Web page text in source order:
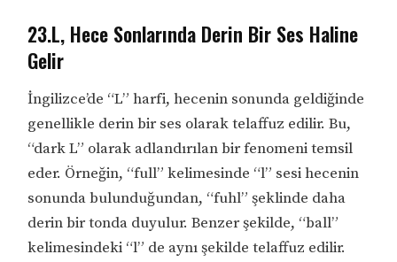
23.L, Hece Sonlarında Derin Bir Ses Haline
Gelir
İngilizce’de “L” harfi, hecenin sonunda geldiğinde
genellikle derin bir ses olarak telaffuz edilir. Bu,
“dark L” olarak adlandırılan bir fenomeni temsil
eder. Örneğin, “full” kelimesinde “l” sesi hecenin
sonunda bulunduğundan, “fuhl” şeklinde daha
derin bir tonda duyulur. Benzer şekilde, “ball”
kelimesindeki “l” de aynı şekilde telaffuz edilir.